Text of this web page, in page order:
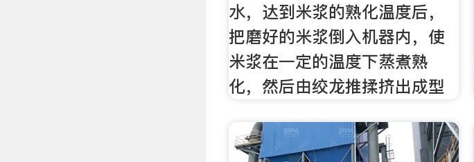
水，达到米浆的熟化温度后，
把磨好的米浆倒入机器内，使
米浆在一定的温度下蒸煮熟
化，然后由绞龙推揉挤出成型